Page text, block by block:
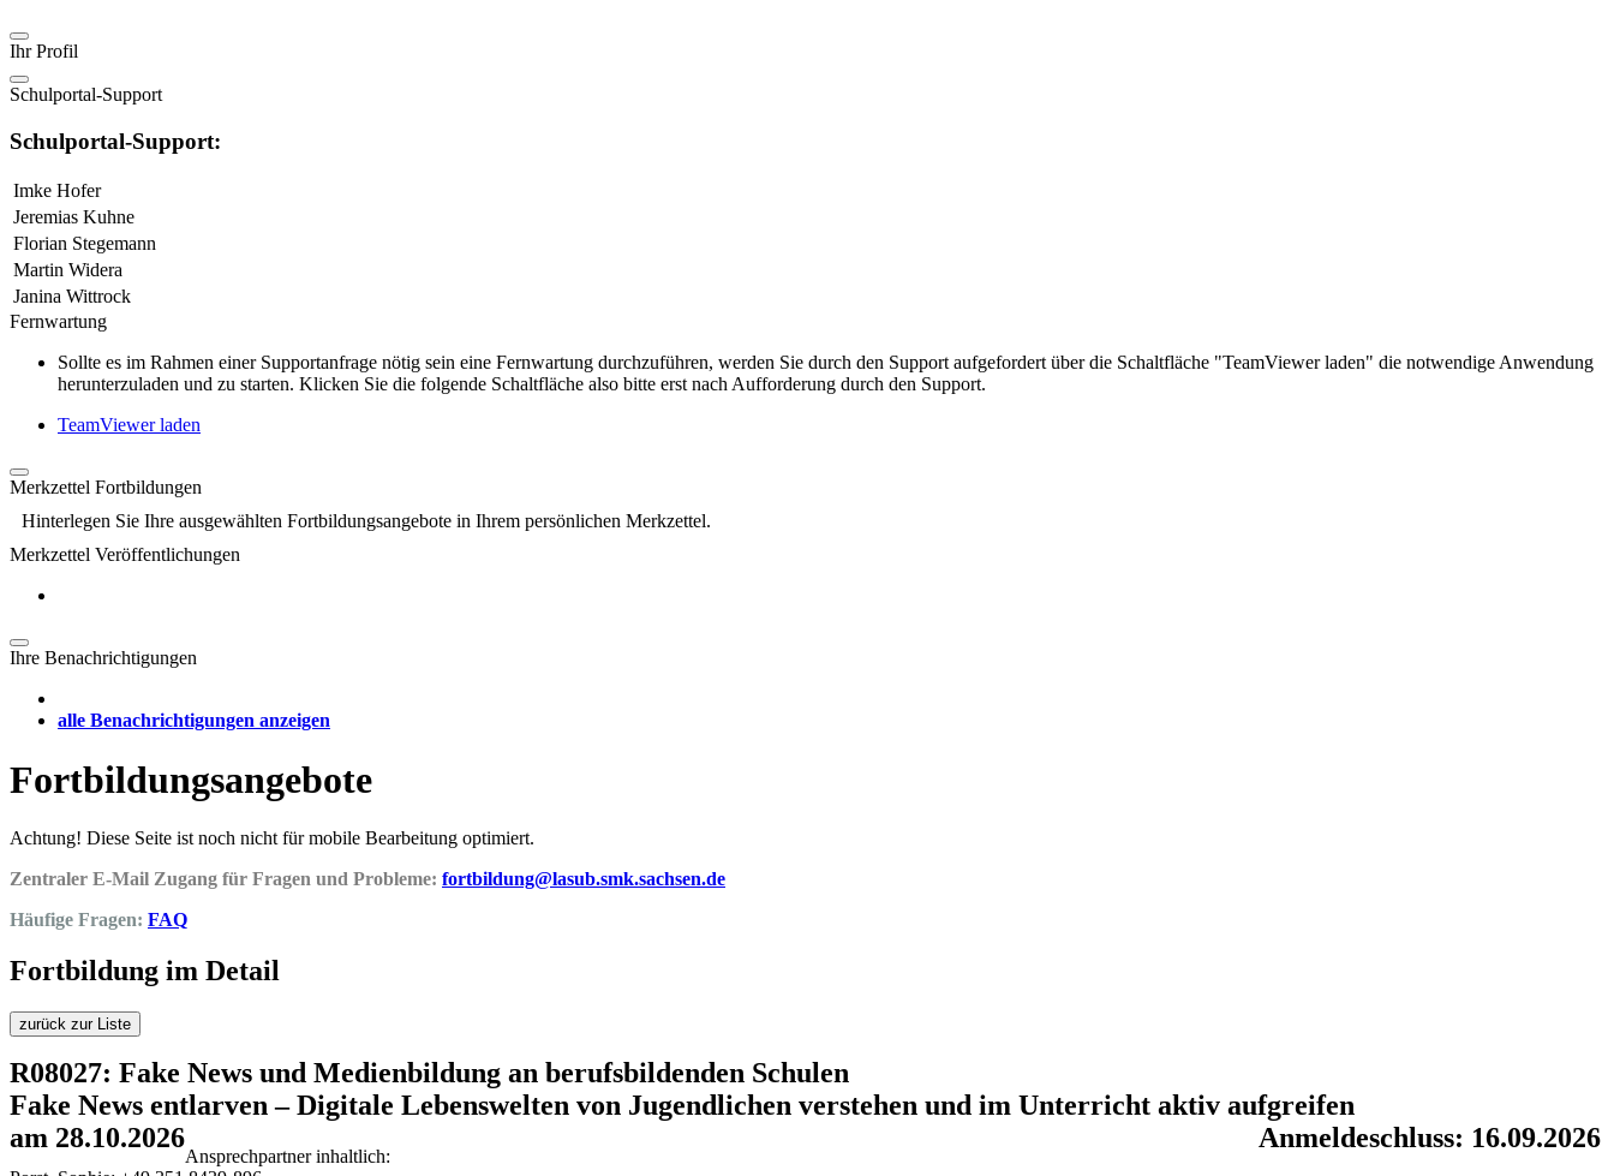
Ihr Profil
Schulportal-Support
Schulportal-Support:
Imke Hofer
Jeremias Kuhne
Florian Stegemann
Martin Widera
Janina Wittrock
Fernwartung
Sollte es im Rahmen einer Supportanfrage nötig sein eine Fernwartung durchzuführen, werden Sie durch den Support aufgefordert über die Schaltfläche "TeamViewer laden" die notwendige Anwendung
herunterzuladen und zu starten. Klicken Sie die folgende Schaltfläche also bitte erst nach Aufforderung durch den Support.
TeamViewer laden
Merkzettel Fortbildungen
Hinterlegen Sie Ihre ausgewählten Fortbildungsangebote in Ihrem persönlichen Merkzettel.
Merkzettel Veröffentlichungen
Ihre Benachrichtigungen
alle Benachrichtigungen anzeigen
Fortbildungsangebote
Achtung! Diese Seite ist noch nicht für mobile Bearbeitung optimiert.
Zentraler E-Mail Zugang für Fragen und Probleme: fortbildung@lasub.smk.sachsen.de
Häufige Fragen: FAQ
Fortbildung im Detail
zurück zur Liste
R08027: Fake News und Medienbildung an berufsbildenden Schulen
Fake News entlarven – Digitale Lebenswelten von Jugendlichen verstehen und im Unterricht aktiv aufgreifen
am 28.10.2026
Anmeldeschluss: 16.09.2026
Ansprechpartner inhaltlich: